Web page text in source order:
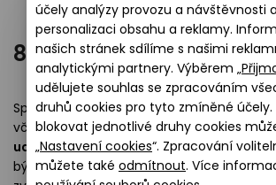
Nezapomínejte na
Správná hydratace je důležitá pro
včetně očí. Pití dostatečného
udržovat oči vlhkéa předchází
být nepříjemná a způsobovat
účely analýzy provozu a návštěvnosti a
personalizaci obsahu a reklamy.
našich stránek sdílíme s našimi
analytickými partnery. Výběrem „
udělujete souhlas se zpracováním
druhů cookies pro tyto zmíněné účely.
blokovat jednotlivé druhy cookies
„Nastavení cookies“. Zpracování
můžete také odmítnout. Více